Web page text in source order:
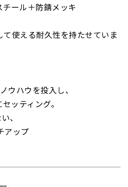
ール＋防錆メッキ
使える耐久性を持たせていま
ウハウを投入し、
ッティング。
、
アップ